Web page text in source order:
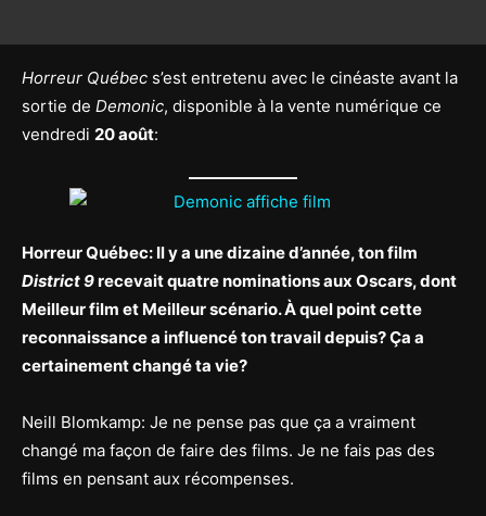
Horreur Québec s’est entretenu avec le cinéaste avant la
sortie de Demonic, disponible à la vente numérique ce
vendredi 20 août:
Horreur Québec: Il y a une dizaine d’année, ton film
District 9recevait quatre nominations aux Oscars, dont
Meilleur film et Meilleur scénario. À quel point cette
reconnaissance a influencé ton travail depuis? Ça a
certainement changé ta vie?
Neill Blomkamp: Je ne pense pas que ça a vraiment
changé ma façon de faire des films. Je ne fais pas des
films en pensant aux récompenses.